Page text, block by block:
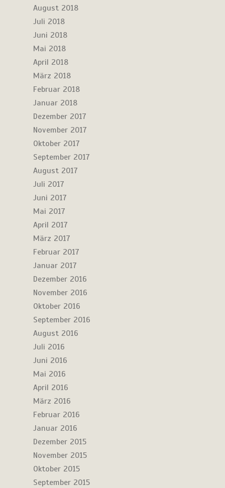
August 2018
Juli 2018
Juni 2018
Mai 2018
April 2018
März 2018
Februar 2018
Januar 2018
Dezember 2017
November 2017
Oktober 2017
September 2017
August 2017
Juli 2017
Juni 2017
Mai 2017
April 2017
März 2017
Februar 2017
Januar 2017
Dezember 2016
November 2016
Oktober 2016
September 2016
August 2016
Juli 2016
Juni 2016
Mai 2016
April 2016
März 2016
Februar 2016
Januar 2016
Dezember 2015
November 2015
Oktober 2015
September 2015